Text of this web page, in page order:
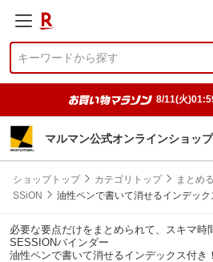
8/11(火
マルマン公式オンラインショップ
ショップトップ カテゴリトップ まとめ
SSiON
油性ペンで書いて消せるインデック
必要な要点だけをまとめられて、スキマ時
SESSIONバインダー
油性ペンで書いて消せるインデックス付き！